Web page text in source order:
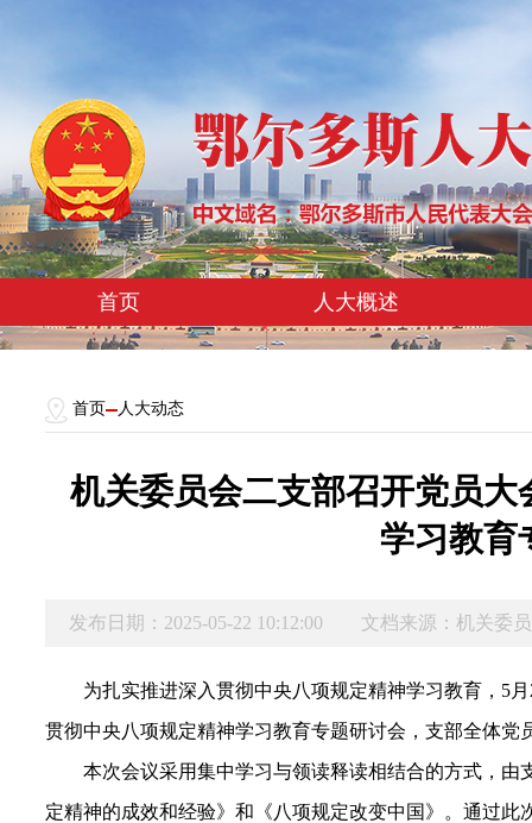
首页 人大概述
首页 人大动态
机关委员会二支部召开党员
学习教育
发布日期：2025-05-22 10:12:00 文档来源：机关委
为扎实推进深入贯彻中央八项规定精神学习教育，5月
贯彻中央八项规定精神学习教育专题研讨会， 支部全体党
本次会议采用集中学习与领读释读相结合的方式，由
定精神的成效和经验》 和《八项规定改变中国》
。通过此